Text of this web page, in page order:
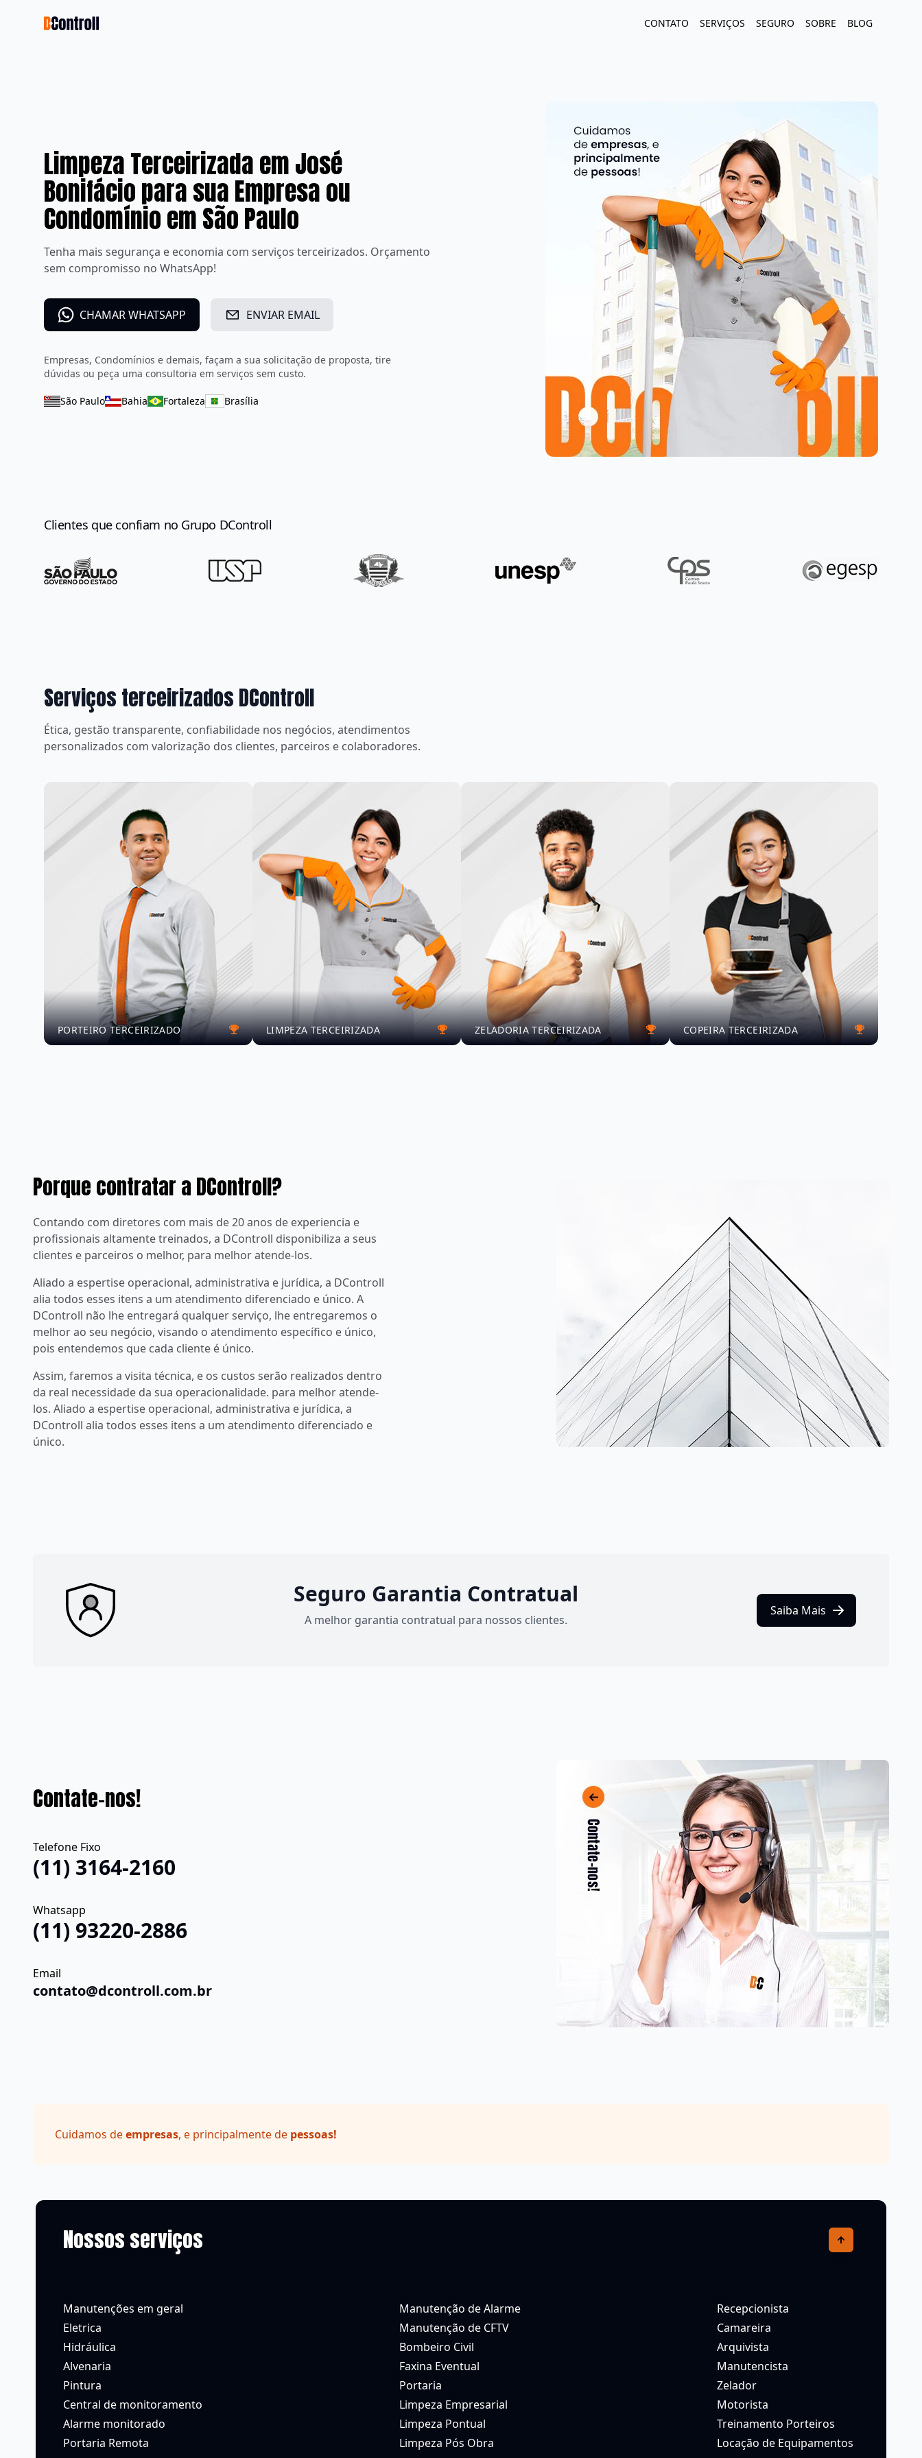
CONTATO SERVIÇOS SEGURO SOBRE BLOG
Limpeza Terceirizada em José
Bonifácio para sua Empresa ou
Condomínio em São Paulo
Tenha mais segurança e economia com serviços terceirizados. Orçamento
sem compromisso no WhatsApp!
CHAMAR WHATSAPP ENVIAR EMAIL
Empresas, Condomínios e demais, façam a sua solicitação de proposta, tire
dúvidas ou peça uma consultoria em serviços sem custo.
São Paulo Bahia Fortaleza Brasília
Clientes que confiam no Grupo DControll
Serviços terceirizados DControll
Ética, gestão transparente, confiabilidade nos negócios, atendimentos
personalizados com valorização dos clientes, parceiros e colaboradores.
PORTEIRO TERCEIRIZADO LIMPEZA TERCEIRIZADA ZELADORIA TERCEIRIZADA COPEIRA TERCEIRIZADA
Porque contratar a DControll?
Contando com diretores com mais de 20 anos de experiencia e
profissionais altamente treinados, a DControll disponibiliza a seus
clientes e parceiros o melhor, para melhor atende-los.
Aliado a espertise operacional, administrativa e jurídica, a DControll
alia todos esses itens a um atendimento diferenciado e único. A
DControll não lhe entregará qualquer serviço, lhe entregaremos o
melhor ao seu negócio, visando o atendimento específico e único,
pois entendemos que cada cliente é único.
Assim, faremos a visita técnica, e os custos serão realizados dentro
da real necessidade da sua operacionalidade. para melhor atende-
los. Aliado a espertise operacional, administrativa e jurídica, a
DControll alia todos esses itens a um atendimento diferenciado e
único.
Seguro Garantia Contratual
A melhor garantia contratual para nossos clientes.
Saiba Mais
Contate-nos!
Telefone Fixo
(11) 3164-2160
Whatsapp
(11) 93220-2886
Email
contato@dcontroll.com.br
Cuidamos deempresas, e principalmente de pessoas!
Nossos serviços
Manutenções em geral
Eletrica
Hidráulica
Alvenaria
Pintura
Central de monitoramento
Alarme monitorado
Portaria Remota
Manutenção de Alarme
Manutenção de CFTV
Bombeiro Civil
Faxina Eventual
Portaria
Limpeza Empresarial
Limpeza Pontual
Limpeza Pós Obra
Recepcionista
Camareira
Arquivista
Manutencista
Zelador
Motorista
Treinamento Porteiros
Locação de Equipamentos